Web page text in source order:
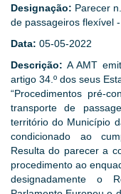
Designação: Parecer
de passageiros flexível
Data: 05-05-2022
Descrição:A AMT
artigo 34.º dos seus
“Procedimentos pré-
transporte de
território do Município
condicionado ao
Resulta do parecer a
procedimento ao
designadamente o